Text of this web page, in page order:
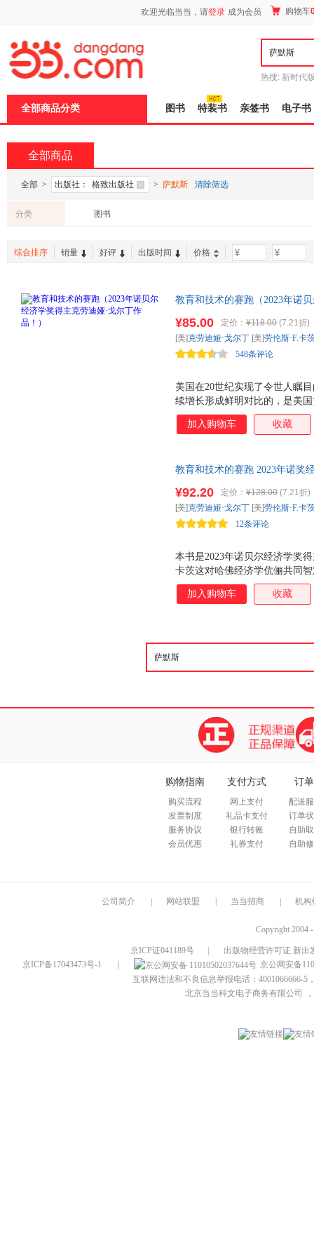
欢迎光临当当，请登录 成为会员 购物车
热搜: 新时代
全部商品分类 图书 特装书 亲签书 电子书
全部商品
全部 > 出版社： 格致出版社 > 萨默斯 清除筛选
分类 图书
综合排序 销量 好评 出版时间 价格 -
教育和技术的赛跑（2023年诺
再现美国劳动力的世纪变迁|引
西莫格鲁齐声力荐
美国在20世纪实现了令世人瞩
续增长形成鲜明对比的，是美
的时间里，美国的贫富差距持
济不平等重新爆发，直至21世
¥85.00 定价： ¥118.00 (7.21折)
548条评论
[美]克劳迪娅·戈尔丁 [美]劳伦斯·F.卡
加入购物车 收藏
教育和技术的赛跑 2023年诺奖
格、阿西莫格鲁齐声力荐|陆铭
本书是2023年诺贝尔经济学奖
卡茨这对哈佛经济学伉俪共同
入差距三者的关系这一重大主
教育、移民等社会问题背后的
扎实历史考察，自出版以来即
¥92.20 定价： ¥128.00 (7.21折)
12条评论
[美]克劳迪娅·戈尔丁 [美]劳伦斯·F.卡
加入购物车 收藏
页
加
购物指南
购买流程
发票制度
服务协议
会员优惠
支付方式
网上支付
礼品卡支付
银行转账
礼券支付
订
配送
订单
自助
自助
公司简介 网站联盟 当当招商 机构
Copyright 2004
京ICP证041189号
出版物经营许可证 新出
京ICP备17043473号-1
京公网安备
互联网违法和不良信息举报电话：4001066666-5
北京当当科文电子商务有限公司